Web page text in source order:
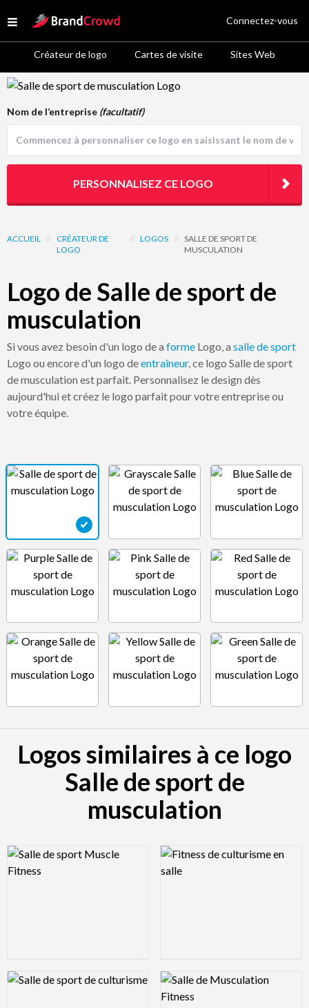
Open menu
Site Logo
Créateur de logo Cartes de visite Sites Web
Connectez-vous
Logo Template Preview
ACCUEIL // CRÉATEUR DE
LOGO
// LOGOS // SALLE DE SPORT DE
MUSCULATION
Logo de Salle de sport de
musculation
Si vous avez besoin d'un logo de a forme Logo, a salle de sport
Logo ou encore d'un logo deentraîneur, ce logo Salle de sport
de musculation est parfait. Personnalisez le design dès
aujourd'hui et créez le logo parfait pour votre entreprise ou
votre équipe.
Nom de l’entreprise (facultatif)
PERSONNALISEZ CE LOGO
Logos similaires à ce logo
Salle de sport de
musculation
Logo Preview Image Logo Preview Image
Logo Preview Image Logo Preview Image